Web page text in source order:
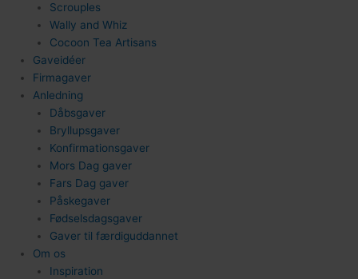
Scrouples
Wally and Whiz
Cocoon Tea Artisans
Gaveidéer
Firmagaver
Anledning
Dåbsgaver
Bryllupsgaver
Konfirmationsgaver
Mors Dag gaver
Fars Dag gaver
Påskegaver
Fødselsdagsgaver
Gaver til færdiguddannet
Om os
Inspiration